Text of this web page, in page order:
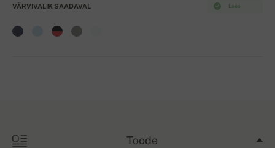
Laos
VÄRVIVALIK SAADAVAL
Toode